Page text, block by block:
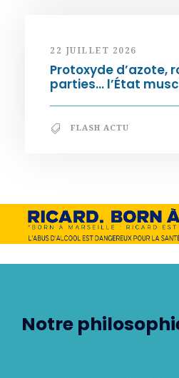
22 JUILLET 2026
Protoxyde d’azote,
parties… l’État
FLASH ACTU
Notre